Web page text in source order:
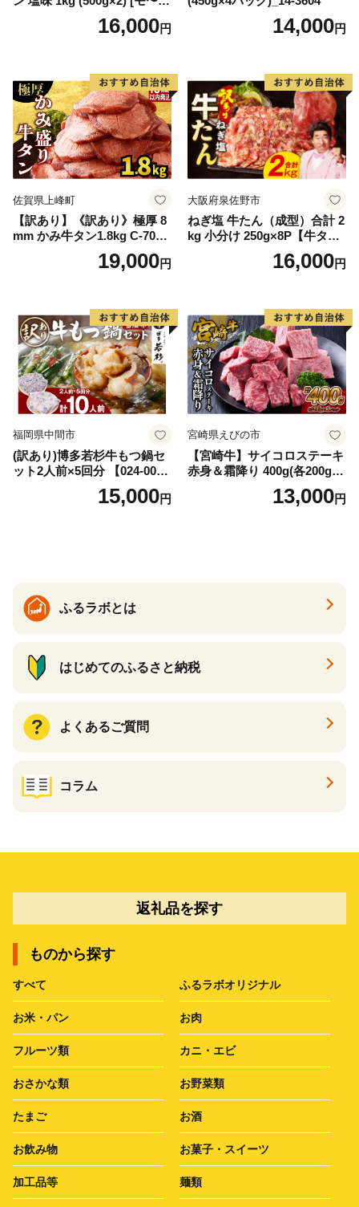
ンド 宮城県 気仙沼市 205646
60] 肉 牛肉 精肉 牛たん 牛タ
厚切り タン
16,000円 14,000円
佐賀県上峰町
【訳あり】《訳あり》極厚 8
mm かみ牛タン1.8kg C-709-
19,000円
大阪府泉佐野市
ねぎ塩 牛たん（成型）合計 2
kg 小分け 250g×8P【牛タン
牛肉 焼肉用 薄切り 訳あり サ
16,000円
福岡県中間市
(訳あり)博多若杉牛もつ鍋セ
ット2人前×5回分 【024-002
15,000円
宮崎県えびの市
【宮崎牛】サイコロステーキ
赤身＆霜降り 400g(各200g×
１P 計2P) 真空パック 冷凍
13,000円
ふるラボとは
はじめてのふるさと納税
よくあるご質問
コラム
返礼品を探す
ものから探す
すべて ふるラボオリジナル
お米・パン お肉
フルーツ類 カニ・エビ
おさかな類 お野菜類
たまご お酒
お飲み物 お菓子・スイーツ
加工品等 麺類